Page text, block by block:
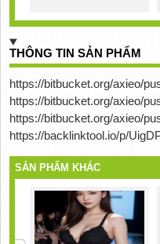
THÔNG TIN SẢN PHẨM
https://bitbucket.org/axieo/
https://bitbucket.org/axieo/
https://bitbucket.org/axieo/
https://backlinktool.io/p/
SẢN PHẨM KHÁC